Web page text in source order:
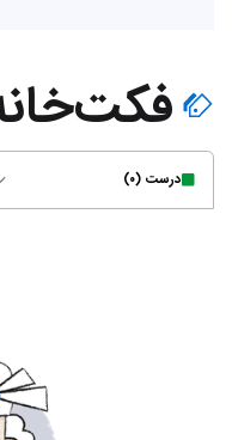
درست (۰)